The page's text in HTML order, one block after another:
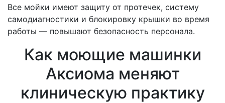
Все мойки имеют защиту от протечек, систему
самодиагностики и блокировку крышки во время
работы — повышают безопасность персонала.
Как моющие машинки
Аксиома меняют
клиническую практику